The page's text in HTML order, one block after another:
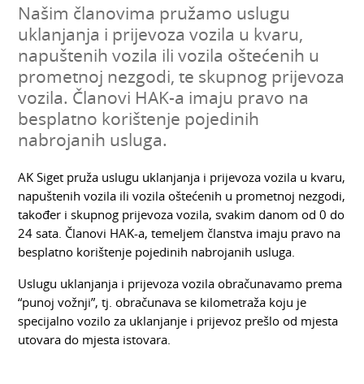
AUTOŠKOLA
Našim članovima pružamo uslugu
uklanjanja i prijevoza vozila u kvaru,
napuštenih vozila ili vozila oštećenih u
prometnoj nezgodi, te skupnog prijevoza
vozila. Članovi HAK-a imaju pravo na
besplatno korištenje pojedinih
nabrojanih usluga.
AK Siget pruža uslugu uklanjanja i prijevoza vozila u kvaru,
napuštenih vozila ili vozila oštećenih u prometnoj nezgodi,
također i skupnog prijevoza vozila, svakim danom od 0 do
24 sata. Članovi HAK-a, temeljem članstva imaju pravo na
besplatno korištenje pojedinih nabrojanih usluga.
Uslugu uklanjanja i prijevoza vozila obračunavamo prema
“punoj vožnji”, tj. obračunava se kilometraža koju je
specijalno vozilo za uklanjanje i prijevoz prešlo od mjesta
utovara do mjesta istovara.